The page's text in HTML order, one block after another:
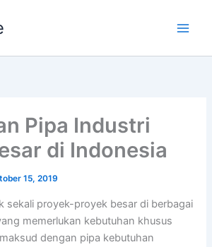
Pipa Industri
di Indonesia
15, 2019
sekali proyek-proyek besar di berbagai
memerlukan kebutuhan khusus
dengan pipa kebutuhan